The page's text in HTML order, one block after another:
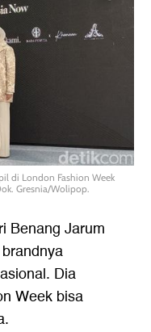
di London Fashion Week
Gresnia/Wolipop.
Benang Jarum
Dia
Week bisa